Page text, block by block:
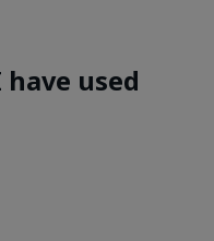
used